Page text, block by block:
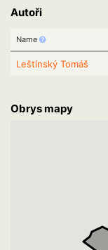
Autoři
Name
Leštínský Tomáš
Obrys mapy